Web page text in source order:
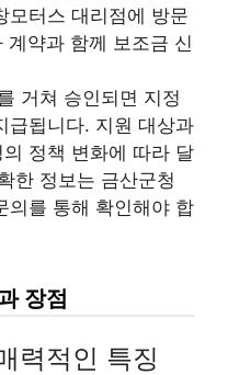
모터스 대리점에 방문
계약과 함께 보조금 신
거쳐 승인되면 지정
급됩니다. 지원 대상과
정책 변화에 따라 달
한 정보는 금산군청
의를 통해 확인해야 합
장점
력적인 특징